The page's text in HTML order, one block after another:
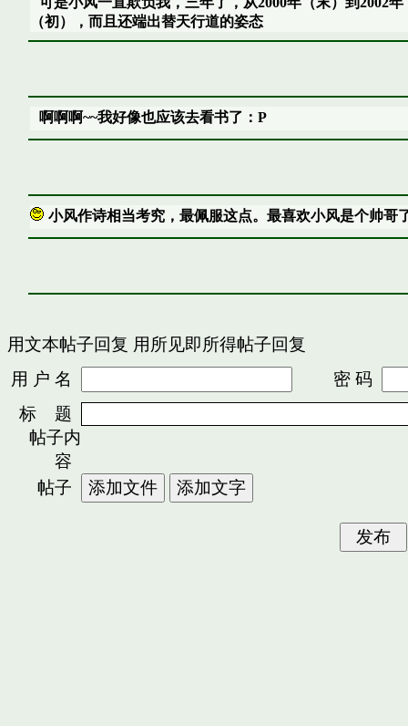
（初），而且还端出替天行道的姿态
啊啊啊~~我好像也应该去看书了：P
小风作诗相当考究，最佩服这点。最喜欢小风是个帅哥
用文本帖子回复 用所见即所得帖子回复
用 户 名
密 码
标 题
帖子内
容
帖子